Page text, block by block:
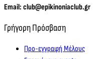
Email: club@epikinoniaclub.gr
Γρήγορη Πρόσβαση
Προ-εγγραφή Μέλους